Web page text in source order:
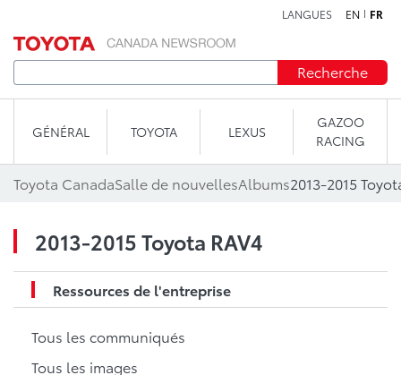
LANGUES EN FR
Recherche
GÉNÉRAL TOYOTA LEXUS
GAZOO
RACING
Toyota CanadaSalle de nouvellesAlbums2013-2015
2013-2015 Toyota RAV4
Ressources de l'entreprise
Tous les communiqués
Tous les images